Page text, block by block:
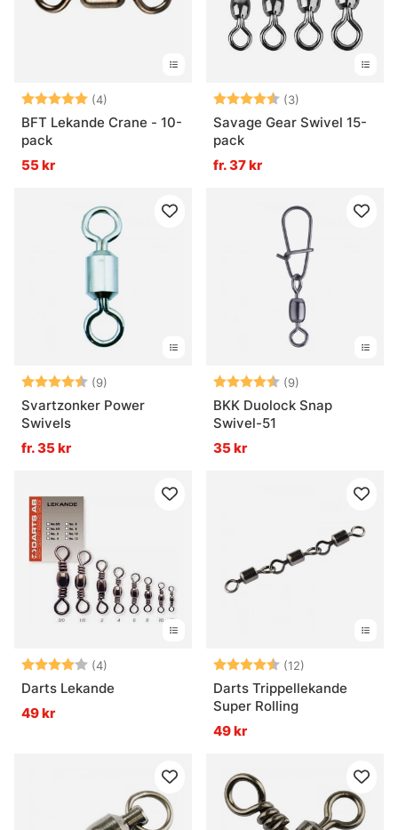
Betyg: (4)
5.0 utav 5 stjärnor
BFT Lekande Crane - 10-
pack
55 kr
Betyg: (3)
Savage Gear Swivel 15-
pack
fr. 37 kr
Betyg: (9)
4.9 utav 5 stjärnor
Svartzonker Power
Swivels
fr. 35 kr
Betyg: (9)
BKK Duolock Snap
Swivel-51
35 kr
Betyg: (4)
4.0 utav 5 stjärnor
Darts Lekande
49 kr
Betyg: (12)
Darts Trippellekande
Super Rolling
49 kr